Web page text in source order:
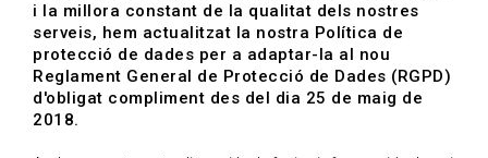
HOME / BLOG
i la millora constant de la qualitat dels nostres
serveis, hem actualitzat la nostra Política de
protecció de dades per a adaptar-la al nou
Reglament General de Protecció de Dades (RGPD)
d'obligat compliment des del dia 25 de maig de
2018.